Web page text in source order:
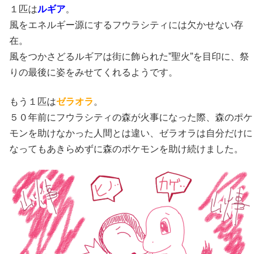
１匹はルギア。
風をエネルギー源にするフウラシティには欠かせない存
在。
風をつかさどるルギアは街に飾られた”聖火”を目印に、祭
りの最後に姿をみせてくれるようです。
もう１匹はゼラオラ 。
５０年前にフウラシティの森が火事になった際、森のポケ
モンを助けなかった人間とは違い、ゼラオラは自分だけに
なってもあきらめずに森のポケモンを助け続けました。